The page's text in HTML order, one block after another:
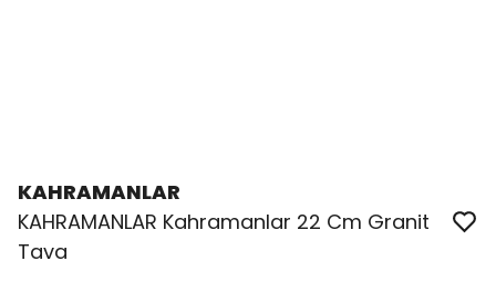
KAHRAMANLAR
KAHRAMANLAR Kahramanlar 22 Cm Granit
Tava